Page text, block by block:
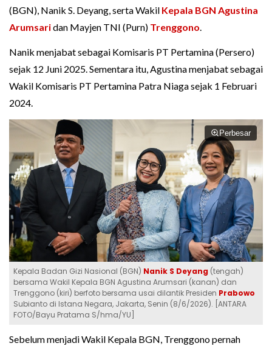
(BGN), Nanik S. Deyang, serta Wakil Kepala BGN Agustina
Arumsaridan Mayjen TNI (Purn) Trenggono.
Nanik menjabat sebagai Komisaris PT Pertamina (Persero)
sejak 12 Juni 2025. Sementara itu, Agustina menjabat sebagai
Wakil Komisaris PT Pertamina Patra Niaga sejak 1 Februari
2024.
Perbesar
Kepala Badan Gizi Nasional (BGN) Nanik S Deyang (tengah)
bersama Wakil Kepala BGN Agustina Arumsari (kanan) dan
Trenggono (kiri) berfoto bersama usai dilantik Presiden Prabowo
Subianto di Istana Negara, Jakarta, Senin (8/6/2026). [ANTARA
FOTO/Bayu Pratama S/hma/YU]
Sebelum menjadi Wakil Kepala BGN, Trenggono pernah